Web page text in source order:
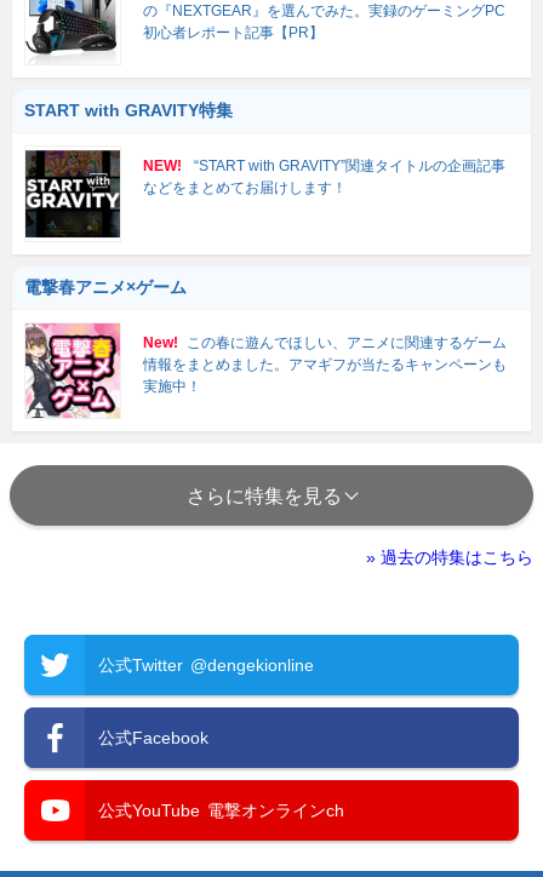
の『NEXTGEAR』を選んでみた。実録のゲーミングPC
初心者レポート記事【PR】
START with GRAVITY特集
NEW!
“START with GRAVITY”関連タイトルの企画記事
などをまとめてお届けします！
電撃春アニメ×ゲーム
New!
この春に遊んでほしい、アニメに関連するゲーム
情報をまとめました。アマギフが当たるキャンペーンも
実施中！
さらに特集を見る
» 過去の特集はこちら
公式Twitter @dengekionline
公式Facebook
公式YouTube 電撃オンラインch